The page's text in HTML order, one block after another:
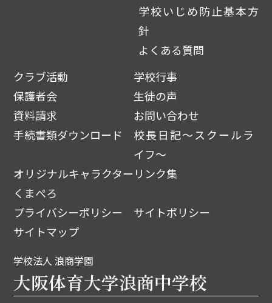
学校いじめ防止基本方
針
よくある質問
クラブ活動
学校行事
保護者会
生徒の声
資料請求
お問い合わせ
手続書類ダウンロード
校長日記～スクールラ
イフ～
オリジナルキャラクター
くまぺろ
リンク集
プライバシーポリシー
サイトポリシー
サイトマップ
学校法人 浪商学園
大阪体育大学浪商中学校